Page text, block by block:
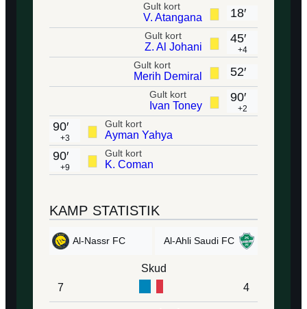
18′
Gult kort
V. Atangana
45′
+4
Gult kort
Z. Al Johani
52′
Gult kort
Merih Demiral
90′
+2
Gult kort
Ivan Toney
Gult kort
Ayman Yahya
90′
+3
Gult kort
K. Coman
90′
+9
KAMP STATISTIK
Al-Nassr FC Al-Ahli Saudi FC
Skud
7
4